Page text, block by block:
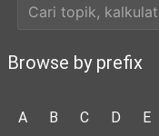
Browse by prefix
A B C D E